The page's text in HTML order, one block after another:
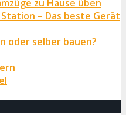
zu Hause üben
Station – Das beste Gerät
oder selber bauen?